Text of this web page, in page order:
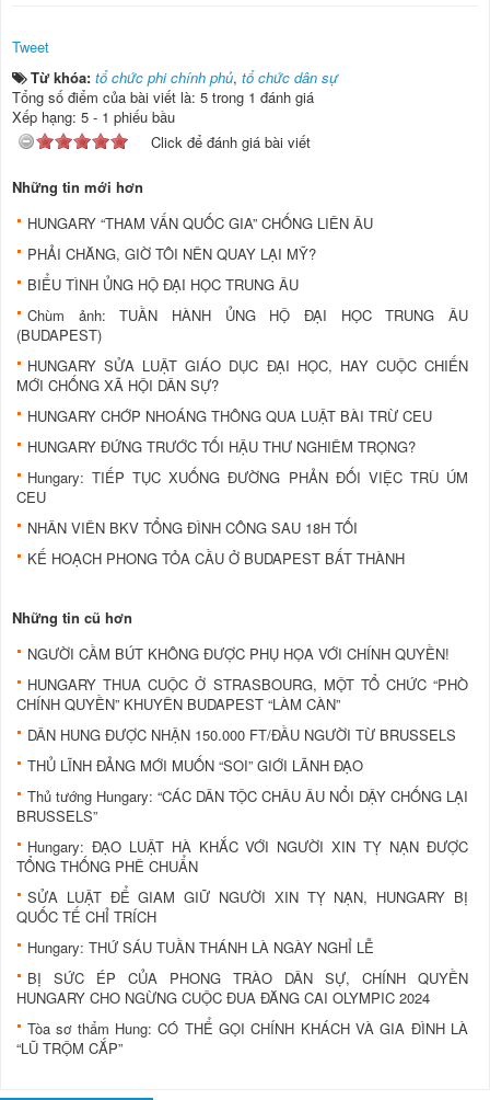
Tweet
Từ khóa: tổ chức phi chính phủ, tổ chức dân sự
Tổng số điểm của bài viết là: 5 trong 1 đánh giá
Xếp hạng: 5 - 1 phiếu bầu
Click để đánh giá bài viết
Những tin mới hơn
HUNGARY “THAM VẤN QUỐC GIA” CHỐNG LIÊN ÂU
PHẢI CHĂNG, GIỜ TÔI NÊN QUAY LẠI MỸ?
BIỂU TÌNH ỦNG HỘ ĐẠI HỌC TRUNG ÂU
Chùm ảnh: TUẦN HÀNH ỦNG HỘ ĐẠI HỌC TRUNG ÂU
(BUDAPEST)
HUNGARY SỬA LUẬT GIÁO DỤC ĐẠI HỌC, HAY CUỘC CHIẾN
MỚI CHỐNG XÃ HỘI DÂN SỰ?
HUNGARY CHỚP NHOÁNG THÔNG QUA LUẬT BÀI TRỪ CEU
HUNGARY ĐỨNG TRƯỚC TỐI HẬU THƯ NGHIÊM TRỌNG?
Hungary: TIẾP TỤC XUỐNG ĐƯỜNG PHẢN ĐỐI VIỆC TRÙ ÚM
CEU
NHÂN VIÊN BKV TỔNG ĐÌNH CÔNG SAU 18H TỐI
KẾ HOẠCH PHONG TỎA CẦU Ở BUDAPEST BẤT THÀNH
Những tin cũ hơn
NGƯỜI CẦM BÚT KHÔNG ĐƯỢC PHỤ HỌA VỚI CHÍNH QUYỀN!
HUNGARY THUA CUỘC Ở STRASBOURG, MỘT TỔ CHỨC “PHÒ
CHÍNH QUYỀN” KHUYÊN BUDAPEST “LÀM CÀN”
DÂN HUNG ĐƯỢC NHẬN 150.000 FT/ĐẦU NGƯỜI TỪ BRUSSELS
THỦ LĨNH ĐẢNG MỚI MUỐN “SOI” GIỚI LÃNH ĐẠO
Thủ tướng Hungary: “CÁC DÂN TỘC CHÂU ÂU NỔI DẬY CHỐNG LẠI
BRUSSELS”
Hungary: ĐẠO LUẬT HÀ KHẮC VỚI NGƯỜI XIN TỴ NẠN ĐƯỢC
TỔNG THỐNG PHÊ CHUẨN
SỬA LUẬT ĐỂ GIAM GIỮ NGƯỜI XIN TỴ NẠN, HUNGARY BỊ
QUỐC TẾ CHỈ TRÍCH
Hungary: THỨ SÁU TUẦN THÁNH LÀ NGÀY NGHỈ LỄ
BỊ SỨC ÉP CỦA PHONG TRÀO DÂN SỰ, CHÍNH QUYỀN
HUNGARY CHO NGỪNG CUỘC ĐUA ĐĂNG CAI OLYMPIC 2024
Tòa sơ thẩm Hung: CÓ THỂ GỌI CHÍNH KHÁCH VÀ GIA ĐÌNH LÀ
“LŨ TRỘM CẮP”